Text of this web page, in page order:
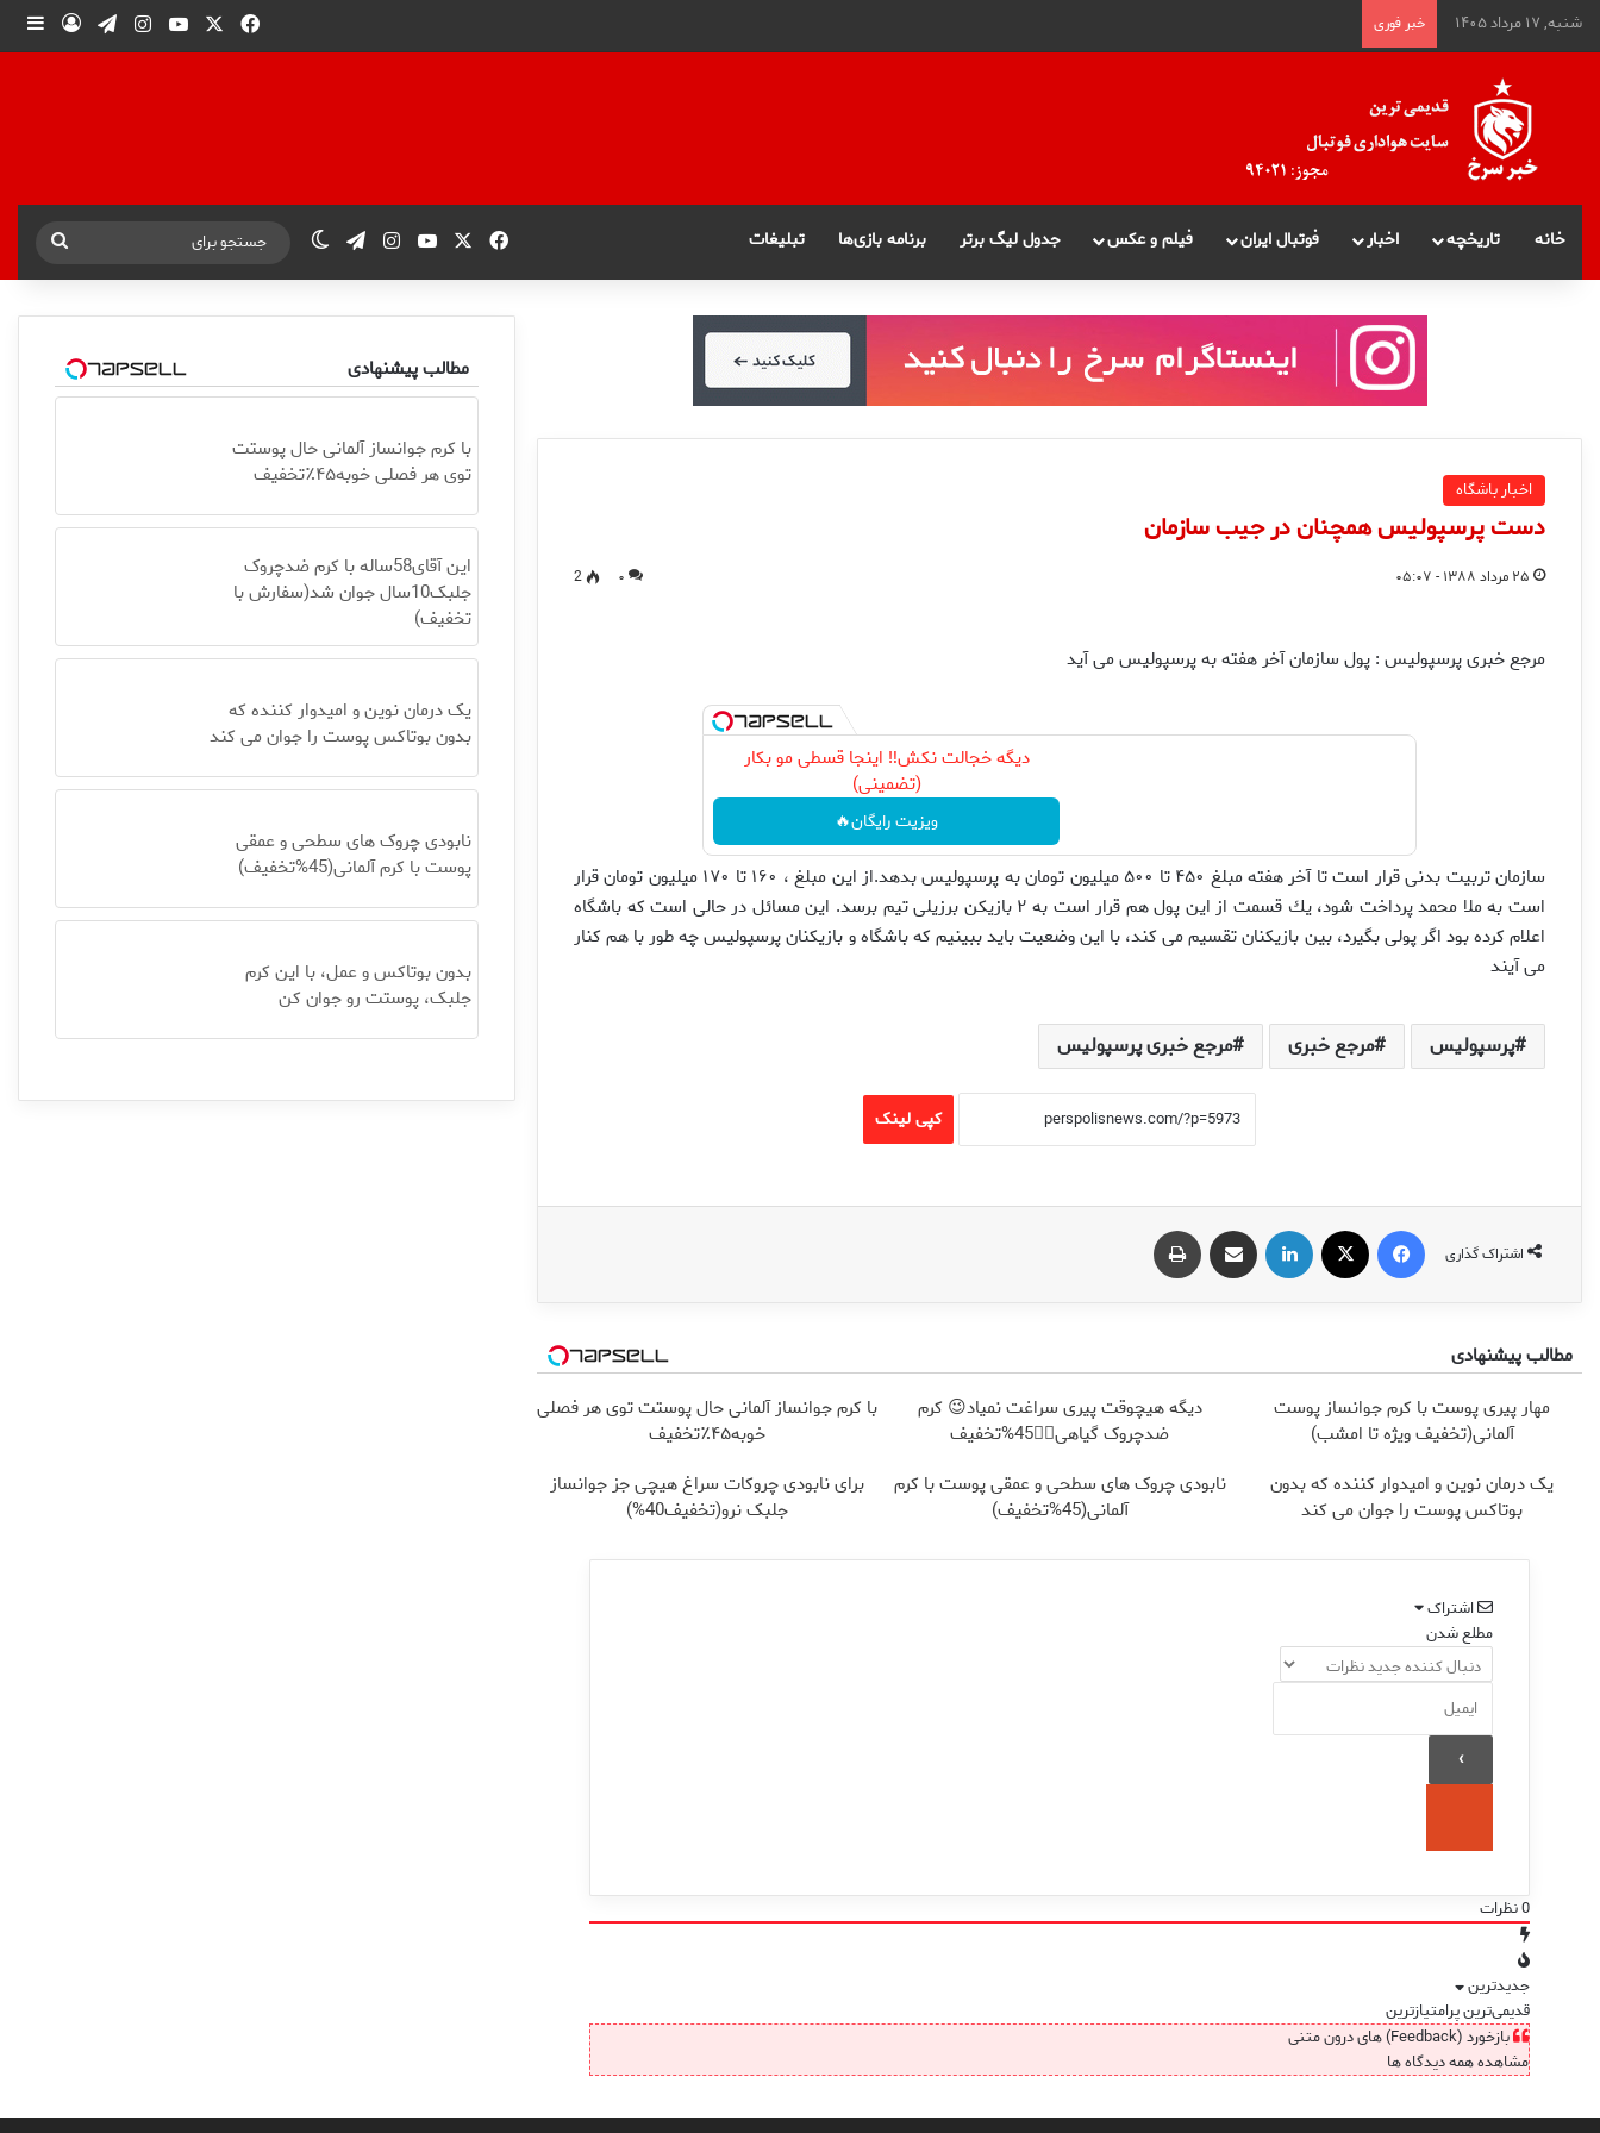
شنبه, ۱۷ مرداد ۱۴۰۵ خبر فوری فیس بوکیوتیوباینستاگرام
تلگرامورود
خانه تاریخچه اخبار فوتبال ایران فیلم و عکس جدول لیگ برتر برنامه بازی‌ها تبلیغات فیس بوکیوتیوباینستاگرام
تلگرامتغییر پوسته
جستجو
برای
اخبار باشگاه
دست پرسپولیس همچنان در جیب سازمان
۲۵ مرداد ۱۳۸۸ - ۰۵:۰۷ ۰ 2
مرجع خبری پرسپولیس : پول سازمان آخر هفته به پرسپوليس مى آيد
دیگه خجالت نکش‼️ اینجا قسطی مو بکار
(تضمینی)
ویزیت رایگان🔥
سازمان تربيت بدنى قرار است تا آخر هفته مبلغ ۴۵۰ تا ۵۰۰ ميليون تومان به پرسپوليس بدهد.از اين مبلغ ، ۱۶۰ تا ۱۷۰ ميليون تومان قرار
است به ملا محمد پرداخت شود، يك قسمت از اين پول هم قرار است به ۲ بازيكن برزيلى تيم برسد. اين مسائل در حالى است كه باشگاه
اعلام كرده بود اگر پولى بگيرد، بين بازيكنان تقسيم مى كند، با اين وضعيت بايد ببينيم كه باشگاه و بازيكنان پرسپوليس چه طور با هم كنار
مى آيند
پرسپولیس مرجع خبری مرجع خبری پرسپولیس
کپی لینک
اشتراک گذاری
فیس بوک لینکدین اشتراک گذاری از طریق ایمیل
مطالب پیشنهادی
مهار پیری پوست با کرم جوانساز پوست
آلمانی(تخفیف ویژه تا امشب)
دیگه هیچوقت پیری سراغت نمیاد😉 کرم
ضدچروک گیاهی👈🏻45%تخفیف
با کرم جوانساز آلمانی حال پوستت توی هر فصلی
خوبه۴۵٪تخفیف
یک درمان نوین و امیدوار کننده که بدون
بوتاکس پوست را جوان می کند
نابودی چروک های سطحی و عمقی پوست با کرم
آلمانی(45%تخفیف)
برای نابودی چروکات سراغ هیچی جز جوانساز
جلبک نرو(تخفیف40%)
اشتراک
مطلع شدن
0نظرات
جدیدترین
قدیمی‌ترینپرامتیازترین
بازخورد (Feedback) های درون متنی
مشاهده همه دیدگاه ها
مطالب پیشنهادی
با کرم جوانساز آلمانی حال پوستت
توی هر فصلی خوبه۴۵٪تخفیف
این آقای58ساله با کرم ضدچروک
جلبک10سال جوان شد(سفارش با
تخفیف)
یک درمان نوین و امیدوار کننده که
بدون بوتاکس پوست را جوان می کند
نابودی چروک های سطحی و عمقی
پوست با کرم آلمانی(45%تخفیف)
بدون بوتاکس و عمل، با این کرم
جلبک، پوستت رو جوان کن